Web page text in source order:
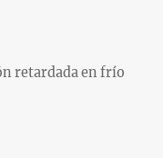
retardada en frío